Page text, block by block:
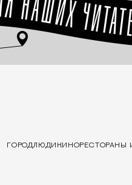
ГОРОДЛЮДИ КИНОРЕСТОРАНЫ